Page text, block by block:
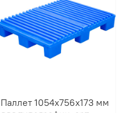
Паллет 1054х756х173 мм